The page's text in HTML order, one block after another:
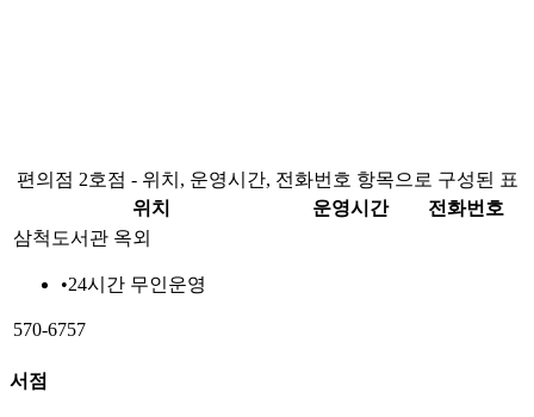
편의점 2호점 - 위치, 운영시간, 전화번호 항목으로 구성된 표
위치
운영시간
전화번호
삼척도서관 옥외
•24시간 무인운영
570-6757
서점